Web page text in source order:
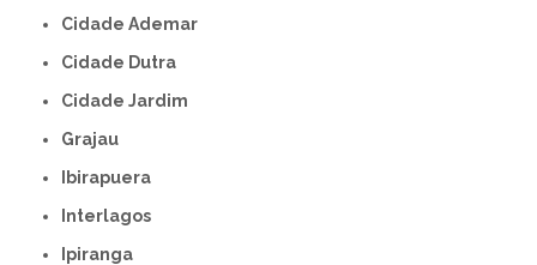
Cidade Ademar
Cidade Dutra
Cidade Jardim
Grajau
Ibirapuera
Interlagos
Ipiranga